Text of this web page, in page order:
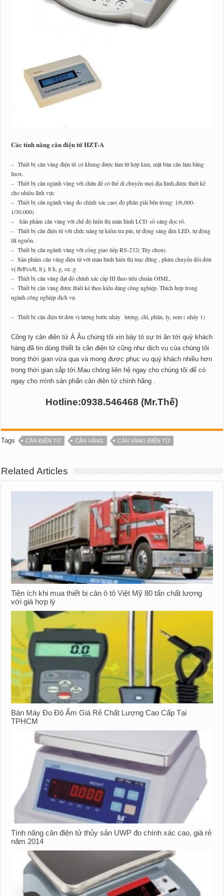
Các tính năng cân điện tử HZT-A
– Thiết bị cân vàng điện tử có khung được làm từ hợp kim, mặt bàn cân làm bằng
Inox.
– Thiết bị cân ngành vàng với chân đế có thể di chuyển mọi địa hình,được thiết kế
cho nhiều lĩnh vực
– Thiết bị cân ngành vàng đo chính xác cao( độ phân giải bên trong: 1/6,000-
1/30.000)
– Sản phẩm cân vàng với chế độ hiển thị màn hình LCD số sáng đọc rõ.
– Thiết bị cân điện tử với chức năng tự kiểm tra pin, tự động sáng đèn LED, tự động
tắt nguồn.
– Thiết bị cân ngành vàng với cổng giao tiếp RS-232( Tùy chọn).
– Sản phẩm cân vàng điện tử với màn hình hiển thị trục đứng , phím chuyển đổi đơn
vị lb/Pcs/lt, lt j, lt h, g, oz..g
– Thiết bị cân vàng đạt độ chính xác cấp III theo tiêu chuẩn OIML.
– Thiết bị cân vàng được thiết kế theo kiểu dáng công nghiệp. Thích hợp trong
ngành công nghiệp dịch vụ.
– Thiết bị cân điện tử đơn vị lượng bước nhảy lượng, chỉ, phân, ly, zem ( nhảy 1)
Công ty cân điện tử Á Âu chúng tôi xin bày tỏ sự tri ân tới quý khách
hàng đã tin dùng thiết bị cân điện tử cũng như dịch vụ của chúng tôi
trong thời gian vừa qua và mong được phục vụ quý khách nhiều hơn
trong thời gian sắp tới.Mau chóng liên hệ ngay cho chúng tôi để có
ngay cho mình sản phẩn cân điện tử chính hãng .
Hotline:0938.546468 (Mr.Thế)
Tags CÂN ĐIỆN TỬ CÂN VÀNG CÂN VÀNG ĐIỆN TỬ
Related Articles
Tiện ích khi mua thiết bị cân ô tô Việt Mỹ 80 tấn chất lượng
với giá hợp lý
Bán Máy Đo Độ Ẩm Giá Rẻ Chất Lượng Cao Cấp Tại
TPHCM
Tính năng cân điện tử thủy sản UWP đo chính xác cao, giá rẻ
năm 2014